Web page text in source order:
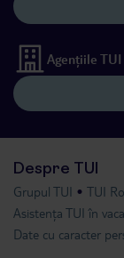
Agențiile TUI
Despre TUI
Grupul TUI TUI
Asistența TUI în
Date cu caracter